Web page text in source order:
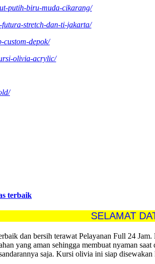
putih-biru-muda-cikarang/
stretch-dan-ti-jakarta/
custom-depok/
olivia-acrylic/
terbaik
SELAMAT
dan bersih terawat Pelayanan Full 24
yang aman sehingga membuat nyaman
saja. Kursi olivia ini siap disewakan